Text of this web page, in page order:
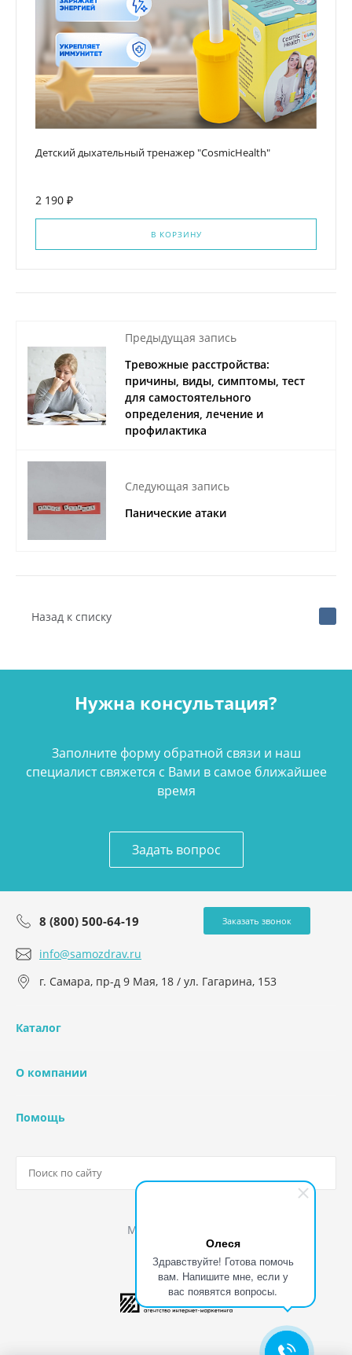
Олеся
Здравствуйте! Готова помочь
вам. Напишите мне, если у
вас появятся вопросы.
Детский дыхательный тренажер "CosmicHealth"
2 190 ₽
В КОРЗИНУ
Предыдущая запись
Тревожные расстройства:
причины, виды, симптомы, тест
для самостоятельного
определения, лечение и
профилактика
Следующая запись
Панические атаки
Назад к списку
Нужна консультация?
Заполните форму обратной связи и наш
специалист свяжется с Вами в самое ближайшее
время
Задать вопрос
8 (800) 500-64-19 Заказать звонок
info@samozdrav.ru
г. Самара, пр-д 9 Мая, 18 / ул. Гагарина, 153
Каталог
О компании
Помощь
Мы в соц. сетях